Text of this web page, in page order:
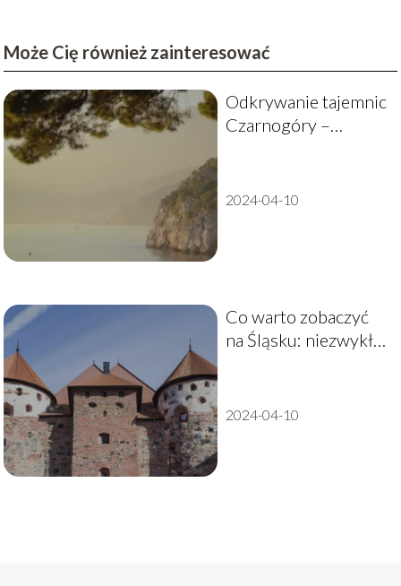
Może Cię również zainteresować
Odkrywanie tajemnic
Czarnogóry –
tego państwa
2024-04-10
Co warto zobaczyć
na Śląsku: niezwykłe
2024-04-10